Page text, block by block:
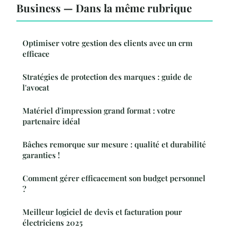
Business — Dans la même rubrique
Optimiser votre gestion des clients avec un crm
efficace
Stratégies de protection des marques : guide de
l'avocat
Matériel d'impression grand format : votre
partenaire idéal
Bâches remorque sur mesure : qualité et durabilité
garanties !
Comment gérer efficacement son budget personnel
?
Meilleur logiciel de devis et facturation pour
électriciens 2025